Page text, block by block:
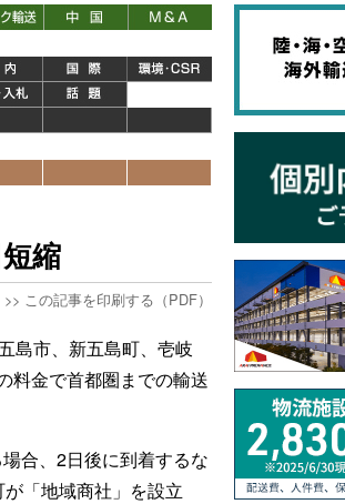
縮
>> この記事を印刷する（PDF）
島市、新五島町、壱岐
料金で首都圏までの輸送
合、2日後に到着するな
「地域商社」を設立